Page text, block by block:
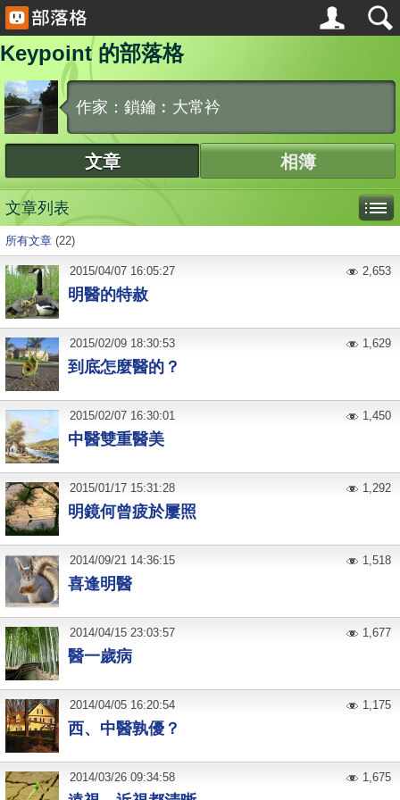
Keypoint 的部落格
作家：鎖鑰︰大常衿
文章 相簿
文章列表
所有文章 (22)
明醫的特赦
2015/04/07 16:05:27 2,653
到底怎麼醫的？
2015/02/09 18:30:53 1,629
中醫雙重醫美
2015/02/07 16:30:01 1,450
明鏡何曾疲於屢照
2015/01/17 15:31:28 1,292
喜逢明醫
2014/09/21 14:36:15 1,518
醫一歲病
2014/04/15 23:03:57 1,677
西、中醫孰優？
2014/04/05 16:20:54 1,175
2014/03/26 09:34:58 1,675